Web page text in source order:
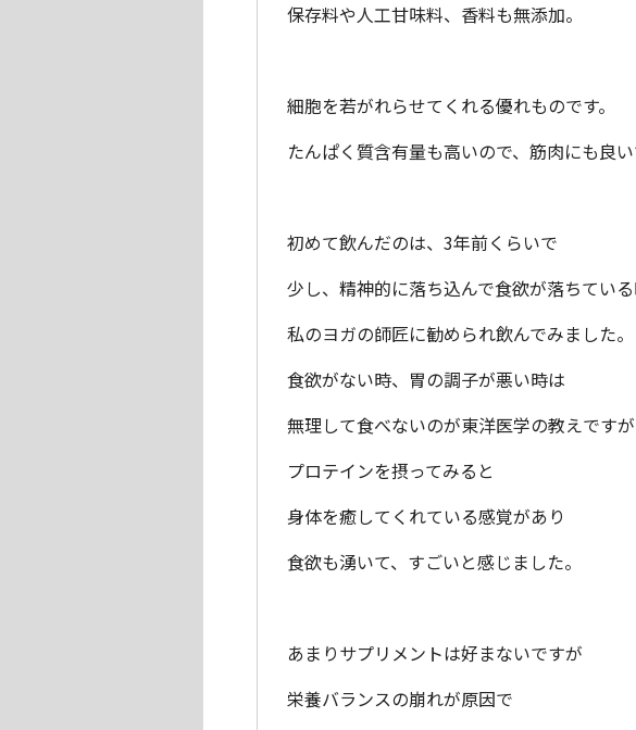
保存料や人工甘味料、香料も無添加。
細胞を若がれらせてくれる優れものです。
たんぱく質含有量も高いので、筋肉にも良い
初めて飲んだのは、3年前くらいで
少し、精神的に落ち込んで食欲が落ちてい
私のヨガの師匠に勧められ飲んでみました。
食欲がない時、胃の調子が悪い時は
無理して食べないのが東洋医学の教えですが
プロテインを摂ってみると
身体を癒してくれている感覚があり
食欲も湧いて、すごいと感じました。
あまりサプリメントは好まないですが
栄養バランスの崩れが原因で